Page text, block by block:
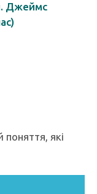
Джеймс
поняття, які